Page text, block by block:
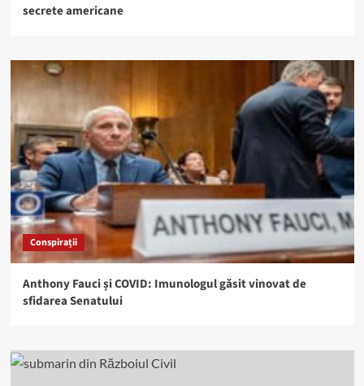
secrete americane
Conspirații
Anthony Fauci și COVID: Imunologul găsit vinovat de
sfidarea Senatului